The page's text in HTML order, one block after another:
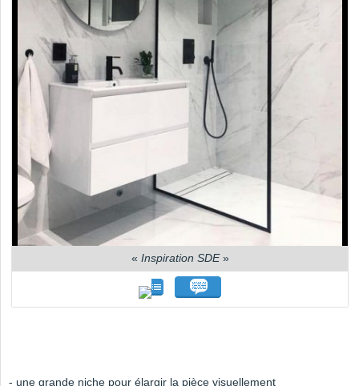
« Inspiration SDE»
- une grande niche pour élargir la pièce visuellement